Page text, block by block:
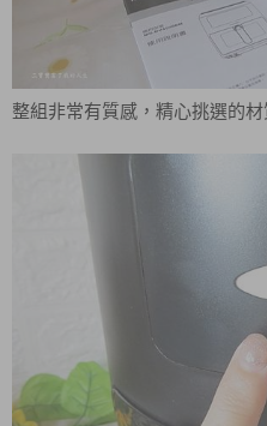
整組非常有質感，精心挑選的